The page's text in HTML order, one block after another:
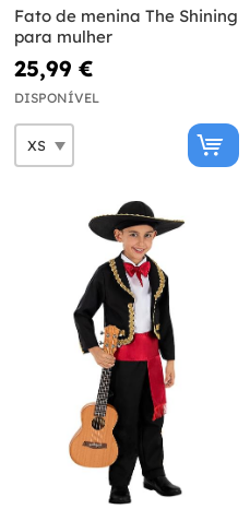
Fato de menina The Shining
para mulher
25,99 €
DISPONÍVEL